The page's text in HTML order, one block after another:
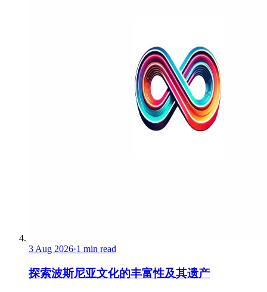
3 Aug 2026·1 min read
探索波斯尼亚文化的丰富性及其遗产